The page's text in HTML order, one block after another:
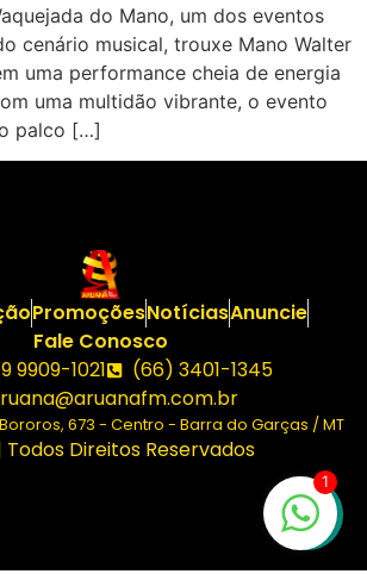
do Mano, um dos eventos
cenário musical, trouxe Mano Walter
uma performance cheia de energia
uma multidão vibrante, o evento
palco […]
PromoçõesNotíciasAnuncie
Fale Conosco
9909-1021
(66) 3401-1345
673 - Centro - Barra do Garças / MT
Todos Direitos Reservados
1